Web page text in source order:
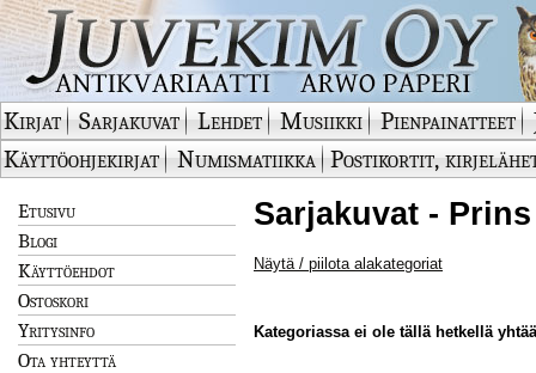
Kirjat Sarjakuvat Lehdet Musiikki Pienpainatteet
Käyttöohjekirjat
Numismatiikka Postikortit,
Etusivu
Blogi
Käyttöehdot
Ostoskori
Yritysinfo
Ota yhteyttä
Sarjakuvat -
Näytä / piilota alakategoriat
Kategoriassa ei ole tällä hetkellä